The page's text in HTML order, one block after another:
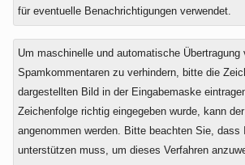
für eventuelle Benachrichtigungen verwendet.
Um maschinelle und automatische Übertragung
Spamkommentaren zu verhindern, bitte die
dargestellten Bild in der Eingabemaske
Zeichenfolge richtig eingegeben wurde, kann
angenommen werden. Bitte beachten Sie, dass
unterstützen muss, um dieses Verfahren